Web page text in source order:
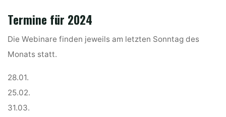
Termine für 2024
Die Webinare finden jeweils am letzten Sonntag des
Monats statt.
28.01.
25.02.
31.03.